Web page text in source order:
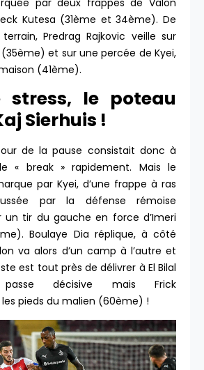
Kutesa (31ème et 34ème). De
Predrag Rajkovic veille sur
et sur une percée de Kyei,
(41ème).
stress, le poteau
Sierhuis !
de la pause consistait donc à
« break » rapidement. Mais le
par Kyei, d’une frappe à ras
par la défense rémoise
tir du gauche en force d’Imeri
Boulaye Dia réplique, à côté
va alors d’un camp à l’autre et
est tout près de délivrer à El Bilal
décisive mais Frick
les pieds du malien (60ème) !